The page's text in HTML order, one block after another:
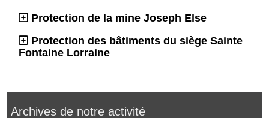
Protection de la mine Joseph Else
Protection des bâtiments du siège Sainte
Fontaine Lorraine
Archives de notre activité